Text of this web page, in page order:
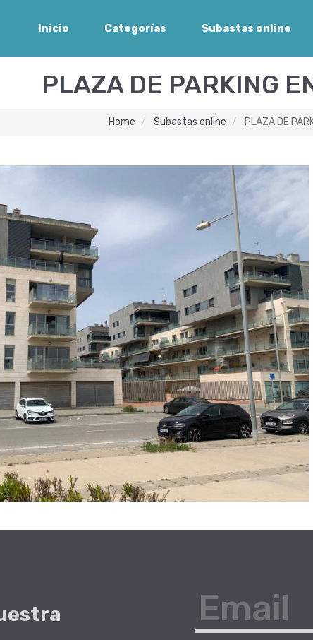
Inicio Categorías Subastas online
PLAZA DE PARKING
Home Subastas online PLAZA DE
Email